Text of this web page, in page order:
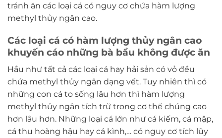
tránh ăn các loại cá có nguy cơ chứa hàm lượng
methyl thủy ngân cao.
Các loại cá có hàm lượng thủy ngân cao
khuyến cáo những bà bầu không được ăn
Hầu như tất cả các loại cá hay hải sản có vỏ đều
chứa methyl thủy ngân dạng vết. Tuy nhiên thì có
những con cá to sống lâu hơn thì hàm lượng
methyl thủy ngân tích trữ trong cơ thể chúng cao
hơn lâu hơn. Những loại cá lớn như cá kiếm, cá mập,
cá thu hoàng hậu hay cá kình,… có nguy cơ tích lũy